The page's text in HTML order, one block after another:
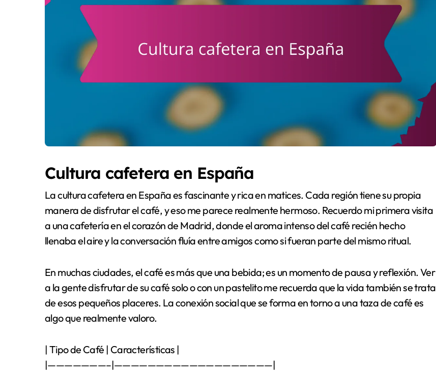
Cultura cafetera en España
La cultura cafetera en España es fascinante y rica en matices. Cada región tiene su propia
manera de disfrutar el café, y eso me parece realmente hermoso. Recuerdo mi primera visita
a una cafetería en el corazón de Madrid, donde el aroma intenso del café recién hecho
llenaba el aire y la conversación fluía entre amigos como si fueran parte del mismo ritual.
En muchas ciudades, el café es más que una bebida; es un momento de pausa y reflexión. Ver
a la gente disfrutar de su café solo o con un pastelito me recuerda que la vida también se trata
de esos pequeños placeres. La conexión social que se forma en torno a una taza de café es
algo que realmente valoro.
| Tipo de Café | Características |
|———————–|———————————————————|